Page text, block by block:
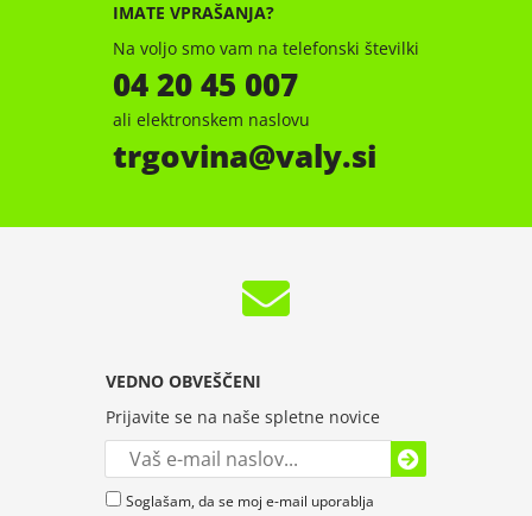
IMATE VPRAŠANJA?
Na voljo smo vam na telefonski številki
04 20 45 007
ali elektronskem naslovu
trgovina valy.si
VEDNO OBVEŠČENI
Prijavite se na naše spletne novice
Soglašam, da se moj e-mail uporablja